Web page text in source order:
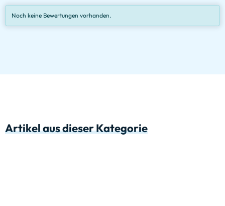
Noch keine Bewertungen vorhanden.
Artikel aus dieser Kategorie